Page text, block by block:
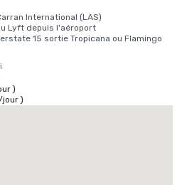
International (LAS)
Lyft depuis l'aéroport
15 sortie Tropicana ou Flamingo
)
jour)